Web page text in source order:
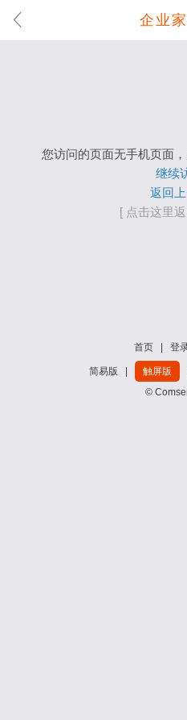
企业
您访问的页面无手机页面
继续
返回
[ 点击这里
首页 登
简易版 触屏版
©